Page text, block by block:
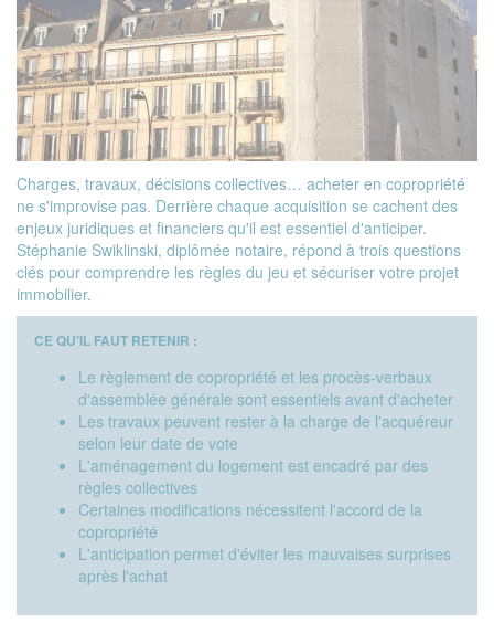
Charges, travaux, décisions collectives… acheter en copropriété
ne s'improvise pas. Derrière chaque acquisition se cachent des
enjeux juridiques et financiers qu'il est essentiel d'anticiper.
Stéphanie Swiklinski, diplômée notaire, répond à trois questions
clés pour comprendre les règles du jeu et sécuriser votre projet
immobilier.
CE QU'IL FAUT RETENIR :
Le règlement de copropriété et les procès-verbaux
d'assemblée générale sont essentiels avant d'acheter
Les travaux peuvent rester à la charge de l'acquéreur
selon leur date de vote
L'aménagement du logement est encadré par des
règles collectives
Certaines modifications nécessitent l'accord de la
copropriété
L'anticipation permet d'éviter les mauvaises surprises
après l'achat